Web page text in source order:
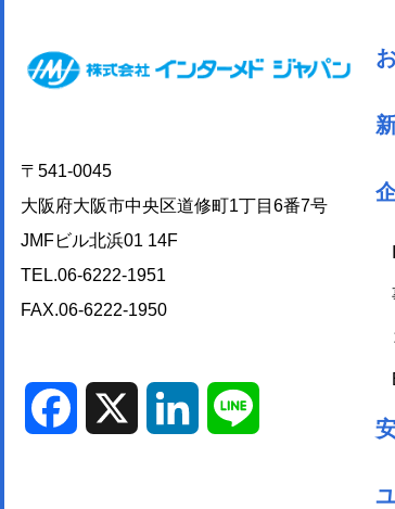
〒541-0045
大阪府大阪市中央区道修町1丁目6番7号
JMFビル北浜01 14F
TEL.06-6222-1951
FAX.06-6222-1950
Facebook LinkedIn